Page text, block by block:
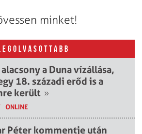
minket!
a Duna vízállása,
18. századi erőd is a
került »
ONLINE
Péter kommentje után